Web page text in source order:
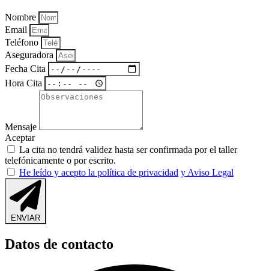
Nombre
Email
Teléfono
Aseguradora
Fecha Cita
Hora Cita
Mensaje
Aceptar
La cita no tendrá validez hasta ser confirmada por el taller
telefónicamente o por escrito.
He leído y acepto la política de privacidad y Aviso Legal
ENVIAR
Datos de contacto